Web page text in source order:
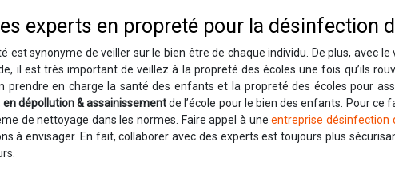
experts en propreté pour la désinfection
est synonyme de veiller sur le bien être de chaque individu. De plus, avec
il est très important de veillez à la propreté des écoles une fois qu’ils
prendre en charge la santé des enfants et la propreté des écoles pour
en dépollution & assainissementde l’école pour le bien des enfants. Pour
de nettoyage dans les normes. Faire appel à uneentreprise désinfection
à envisager. En fait, collaborer avec des experts est toujours plus